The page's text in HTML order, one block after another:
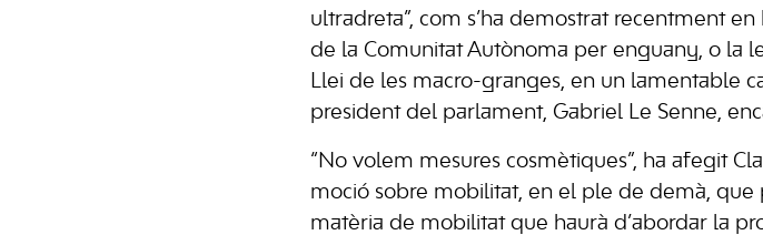
ultradreta”, com s’ha demostrat recentment
de la Comunitat Autònoma per enguany, o la
Llei de les macro-granges, en un lamentable
president del parlament, Gabriel Le Senne,
“No volem mesures cosmètiques”, ha afegit
moció sobre mobilitat, en el ple de demà, que
matèria de mobilitat que haurà d’abordar la